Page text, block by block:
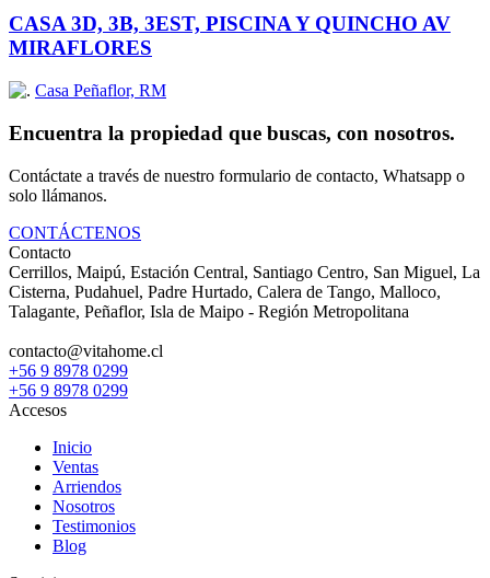
CASA 3D, 3B, 3EST, PISCINA Y QUINCHO AV
MIRAFLORES
Casa Peñaflor, RM
Encuentra la propiedad que buscas, con nosotros.
Contáctate a través de nuestro formulario de contacto, Whatsapp o
solo llámanos.
CONTÁCTENOS
Contacto
Cerrillos, Maipú, Estación Central, Santiago Centro, San Miguel, La
Cisterna, Pudahuel, Padre Hurtado, Calera de Tango, Malloco,
Talagante, Peñaflor, Isla de Maipo - Región Metropolitana
+56 9 8978 0299
+56 9 8978 0299
Accesos
Inicio
Ventas
Arriendos
Nosotros
Testimonios
Blog